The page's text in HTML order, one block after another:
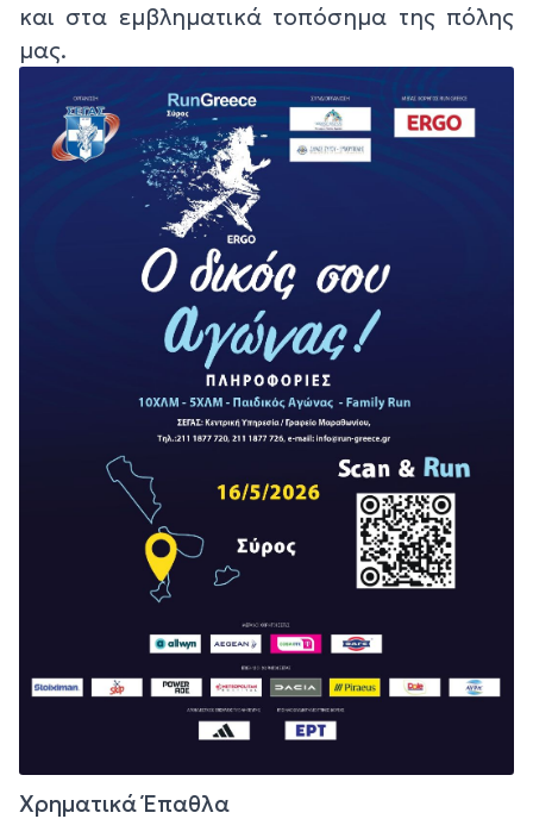
και στα εμβληματικά τοπόσημα της πόλης
μας.
Χρηματικά Έπαθλα